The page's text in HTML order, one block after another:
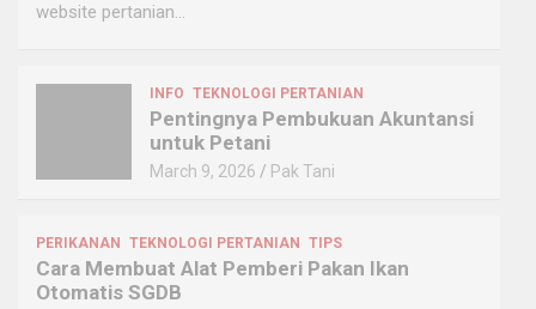
website pertanian…
INFO TEKNOLOGI PERTANIAN
Pentingnya Pembukuan Akuntansi
untuk Petani
March 9, 2026 Pak Tani
PERIKANAN TEKNOLOGI PERTANIAN TIPS
Cara Membuat Alat Pemberi Pakan Ikan
Otomatis SGDB